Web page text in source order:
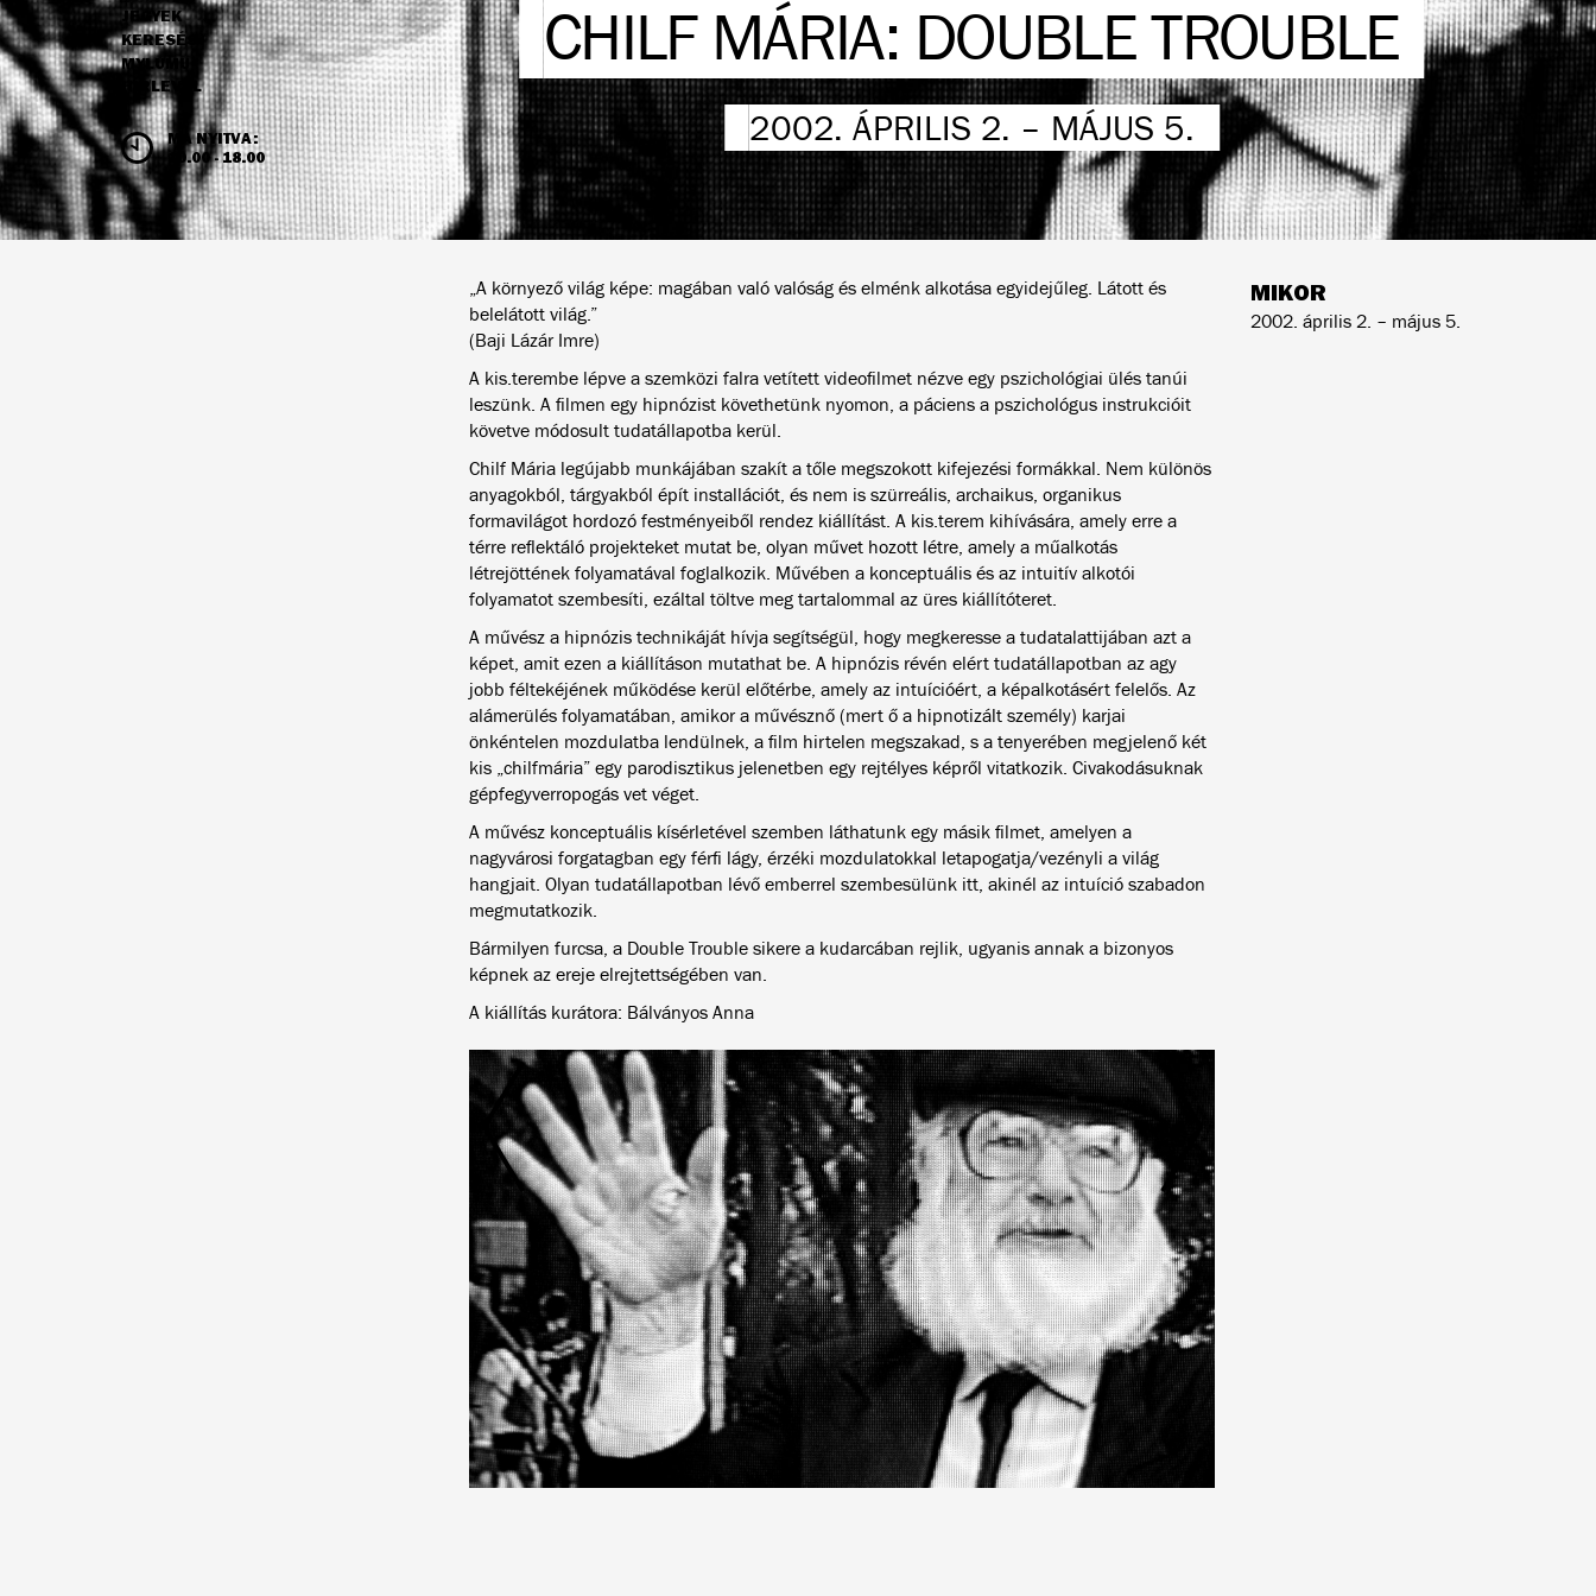
NAVIGÁCIÓ
JEGYEK
KERESÉS
MYLUMU
HÍRLEVÉL
MA NYITVA:
10.00 - 18.00
NYITVATARTÁS ÉS JEGYÁRAK
CHILF MÁRIA: DOUBLE TROUBLE
2002. ÁPRILIS 2. – MÁJUS 5.
MIKOR
2002. április 2. – május 5.
„A környező világ képe: magában való valóság és elménk alkotása egyidejűleg. Látott és
belelátott világ.”
(Baji Lázár Imre)
A kis.terembe lépve a szemközi falra vetített videofilmet nézve egy pszichológiai ülés tanúi
leszünk. A filmen egy hipnózist követhetünk nyomon, a páciens a pszichológus instrukcióit
követve módosult tudatállapotba kerül.
Chilf Mária legújabb munkájában szakít a tőle megszokott kifejezési formákkal. Nem különös
anyagokból, tárgyakból épít installációt, és nem is szürreális, archaikus, organikus
formavilágot hordozó festményeiből rendez kiállítást. A kis.terem kihívására, amely erre a
térre reflektáló projekteket mutat be, olyan művet hozott létre, amely a műalkotás
létrejöttének folyamatával foglalkozik. Művében a konceptuális és az intuitív alkotói
folyamatot szembesíti, ezáltal töltve meg tartalommal az üres kiállítóteret.
A művész a hipnózis technikáját hívja segítségül, hogy megkeresse a tudatalattijában azt a
képet, amit ezen a kiállításon mutathat be. A hipnózis révén elért tudatállapotban az agy
jobb féltekéjének működése kerül előtérbe, amely az intuícióért, a képalkotásért felelős. Az
alámerülés folyamatában, amikor a művésznő (mert ő a hipnotizált személy) karjai
önkéntelen mozdulatba lendülnek, a film hirtelen megszakad, s a tenyerében megjelenő két
kis „chilfmária” egy parodisztikus jelenetben egy rejtélyes képről vitatkozik. Civakodásuknak
gépfegyverropogás vet véget.
A művész konceptuális kísérletével szemben láthatunk egy másik filmet, amelyen a
nagyvárosi forgatagban egy férfi lágy, érzéki mozdulatokkal letapogatja/vezényli a világ
hangjait. Olyan tudatállapotban lévő emberrel szembesülünk itt, akinél az intuíció szabadon
megmutatkozik.
Bármilyen furcsa, a Double Trouble sikere a kudarcában rejlik, ugyanis annak a bizonyos
képnek az ereje elrejtettségében van.
A kiállítás kurátora: Bálványos Anna